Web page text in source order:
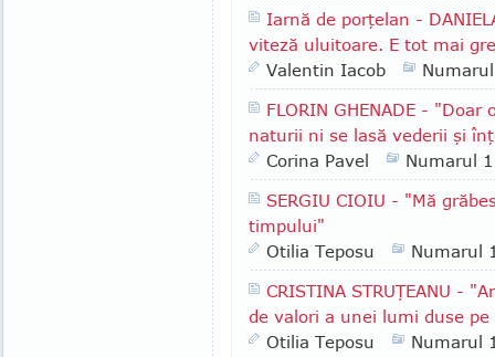
Iarnă de porţelan -
viteză uluitoare. E tot mai
Valentin Iacob
FLORIN GHENADE -
naturii ni se lasă vederii şi
Corina Pavel
Numarul
SERGIU CIOIU - "Mă
timpului"
Otilia Teposu
Numarul
CRISTINA STRUŢEANU -
de valori a unei lumi duse pe
Otilia Teposu
Numarul